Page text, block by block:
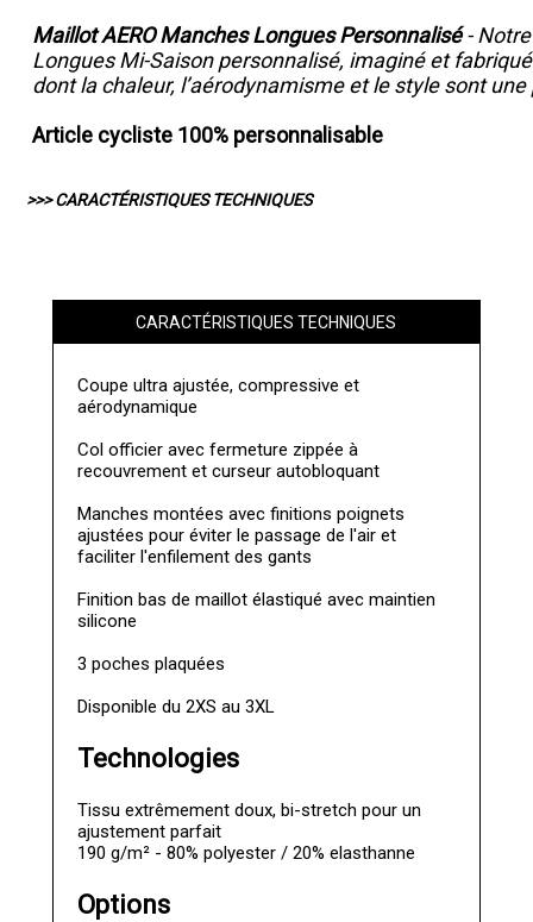
Maillot AERO Manches Longues Personnalisé-
Longues Mi-Saison personnalisé, imaginé et
dont la chaleur, l’aérodynamisme et le style sont
Article cycliste 100% personnalisable
>>> CARACTÉRISTIQUES TECHNIQUES
CARACTÉRISTIQUES TECHNIQUES
Coupe ultra ajustée, compressive et
aérodynamique
Col officier avec fermeture zippée à
recouvrement et curseur autobloquant
Manches montées avec finitions poignets
ajustées pour éviter le passage de l'air et
faciliter l'enfilement des gants
Finition bas de maillot élastiqué avec maintien
silicone
3 poches plaquées
Disponible du 2XS au 3XL
Technologies
Tissu extrêmement doux, bi-stretch pour un
ajustement parfait
190 g/m² - 80% polyester / 20% elasthanne
Options